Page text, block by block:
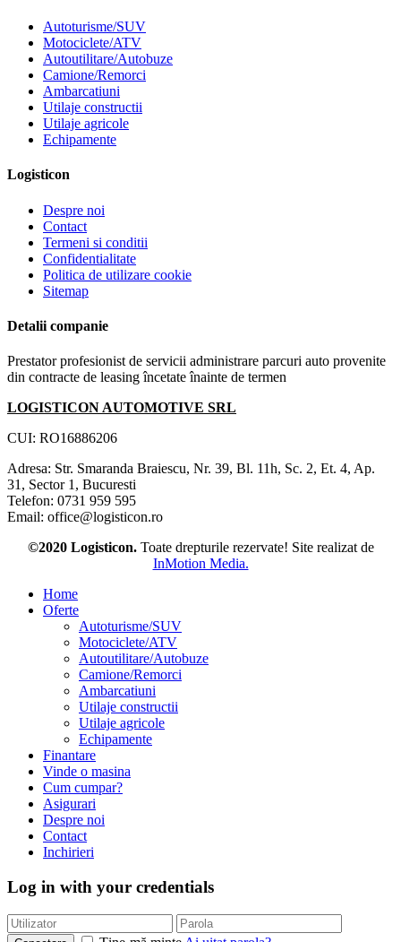
Autoturisme/SUV
Motociclete/ATV
Autoutilitare/Autobuze
Camione/Remorci
Ambarcatiuni
Utilaje constructii
Utilaje agricole
Echipamente
Logisticon
Despre noi
Contact
Termeni si conditii
Confidentialitate
Politica de utilizare cookie
Sitemap
Detalii companie
Prestator profesionist de servicii administrare parcuri auto provenite
din contracte de leasing încetate înainte de termen
LOGISTICON AUTOMOTIVE SRL
CUI: RO16886206
Adresa: Str. Smaranda Braiescu, Nr. 39, Bl. 11h, Sc. 2, Et. 4, Ap.
31, Sector 1, Bucuresti
Telefon: 0731 959 595
Email: office@logisticon.ro
©2020 Logisticon.Toate drepturile rezervate! Site realizat de
InMotion Media.
Home
Oferte
Autoturisme/SUV
Motociclete/ATV
Autoutilitare/Autobuze
Camione/Remorci
Ambarcatiuni
Utilaje constructii
Utilaje agricole
Echipamente
Finantare
Vinde o masina
Cum cumpar?
Asigurari
Despre noi
Contact
Inchirieri
Log in with your credentials